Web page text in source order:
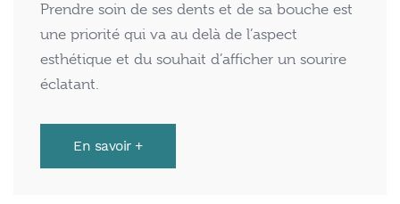
Prendre soin de ses dents et de sa bouche est
une priorité qui va au delà de l’aspect
esthétique et du souhait d’afficher un sourire
éclatant.
En savoir +